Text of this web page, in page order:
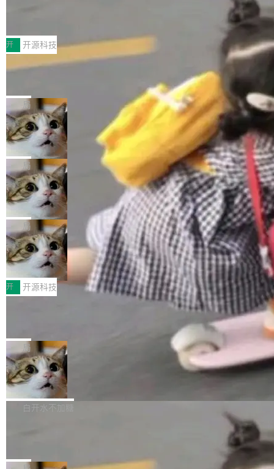
常维护操作，并完整支持 Iceberg V3 格式。
村国家自主创新示范区会议中心开幕。本届大会
由中关村智联软件服务业质量创新联盟主办，以
“智构可信·质创未来——AI原生时代的质量新范
式”为主题，直面AI从实验室走向规模化产业落地
的核心质量命题。会上，《2026智能研发生产力
工具选型手册》发布，Testin云测的Testin XAge
nt智能测试系统入选AI测试领域代表产品。对CI
O而言，这提示了一个转变：AI测试正在从效率
工具升级为企业的质量基础设施。 CIO面对的新
现实 过去两年，CIO们的焦虑清单上多了两项：
一是如何让大模型和智能体应用安全地从PoC走
向生产，二是如何让测试团队跟得上AI应用...
开 开源科技
让非法状态不可表示：一篇关于 ADT
有一种东西，一旦用过就回不去了。Alex Fedos
eev 管它叫"软件设计的基石"。 他说的东西不新
鲜——代数数据类型（ADT），尤其是和类型
（sum type）。但他说清楚了一件事：这不是类
型系统的学术体操，是日常编码的思维方式。 文
章从一个简单的例子切入。一个网站的深色主题
设置，如果用布尔值 + 可空字段来表示——bool
ean 表示是否可切换，nullable 的默认模式、浅
色方案、深色方案——会产生大量无意义的组
合。方案缺了、配置冲突了、全 null 了。要知道
哪些组合有效，作者说，你得靠"文档、校验、或
者部落知识"。 换个写法。Rust 的 enum，两个
变体：Switchable...
局
Cloudflare 开源内部企业 AI 平台 Clou
dflare OS
Cloudflare 发布了一个开源项目 Cloudflare O
S。如果你只看官方博客，你会觉得这是又一
个"AI 知识库 + 聊天机器人"——每个大厂都在
做，没什么新鲜的。 但 Kenton Varda 在 Twitte
r 上把事情说清楚了： 今天我们发布了 Cloudfla
re OS，一个带连接器的聊天机器人，跟其他所
有科技公司做的一样。只不过，实际上它不一
样。这是 Sandstorm.io 的重制版，我十年前的
那个创业公司。不同的是，这次它构建在 Cloudf
lare Workers 上——我花了九年时间搭建的平台
——并且深度集成了 AI。这基本上是我十年秘密
局
Deno 团队开源 Celld，可自托管的分
布式 Durable Objects
Ryan Dahl 领导的 Deno 团队推出了最新开源项
目 Celld，一个能在自己机器上运行 Cloudflare
Workers 和 Durable Objects 的守护进程。 设
计思路很直接：每个对象是一个独立的 SQLite
数据库，按名称寻址，复制到你自己的 S3 兼容
存储库里。节点之间只通过这个存储库协调——
没有控制平面，没有共识协议。每个对象自带一
个小型数据库，应用天然按分片构建，单个数据
库的竞争和爆炸半径问题在设计层面就被消除
了。 闲置的 cell 会休眠到几乎不占资源。当 cel
l 迁移或唤醒时，新宿主从 S3 恢复 SQLite 数据
库继续执行。存储库是持久化的唯一真相...
局
鲁大师7月新机性能/流畅/AI榜：vivo夺
性能、流畅双第一，三星Galaxy Z系列
新折叠缺席
2026年7月的手机市场，由于存储等硬件成本暴
增，手机厂商的日子也不好过啊，新机速度明显
放缓，因此硝烟味淡了许多。新机参数规格除开
高价的三星折叠（三星Galaxy Z Fold8 Ultra / Z
Fold8 / Z Flip8）外，其余要么是中低端机器，
例如iQOO Z11i、REDMI Note 17、REDMI No
te 17 Pro、OPPO K15，要么是vivo X300 E这
样的次旗舰。 Galaxy Z Fold8 Ultra / Z Fold8 /
Z Flip8三款折叠屏新机均在7月22日发布，且全
部搭载骁龙8 Elite Gen5 for Galaxy，它们本该
开 开源科技
Zed 编辑器团队发布了新项目——DeltaDB，一
个在 git commit 之间记录每一次编辑操作的版
本控制系统。目前处于 Early Access 阶段。 De
ltaDB 的核心思路直接写在 landing page 最显
眼的位置：「Software is made between com
mits」——软件是在 commit 之间写出来的。git
是把这段空隙补上。 回退到任何一次编辑：Delt
局
SpaceXAI 单季资本开支达 183 亿美元
根据风险投资人Tomer Tunguz 博客（VC 分
析）披露的最新分析与第二季度业绩报告，Spac
微软同期总资本开支的四成。 与亚马逊、Alpha
白开水不加糖
一个在终端里运行的编程 agent；Muse Spark